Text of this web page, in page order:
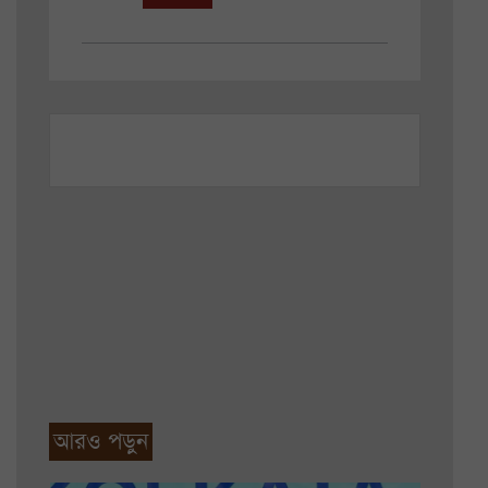
আরও পড়ুন